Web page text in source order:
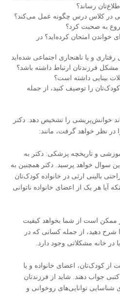
رساند؟
در کلاس درس چگونه عمل می‌کند؟
به صحبت کرد؟
خواندن امتحان کرده‌اید؟ در
و یا ناهنجاری اجتماعی شده‌اید
فرزندتان ارتباط داشته باشد؟
بینایی داشته است؟
کودک‌تان را توصیف کنید، از جمله
خوانش‌پریشی را تشخیص دهد. دکتر
در نظر خواهد گرفت، مانند:
و تاریخچه پزشکی: دکتر به
سوال خواهد پرسید. دکتر همچنین به
بالینی ارثی در خانواده کودک‌تان
آیا هر یک از اعضای خانواده ناتوانی
ممکن است از شما بخواهد کیفیت
شرح دهید، از جمله کسانی که در
در خانه مشکلاتی وجود دارد.
کودک‌تان، اعضای خانواده و یا
جواب دهند. شاید از فرزندتان
توانایی‌های روخوانی و